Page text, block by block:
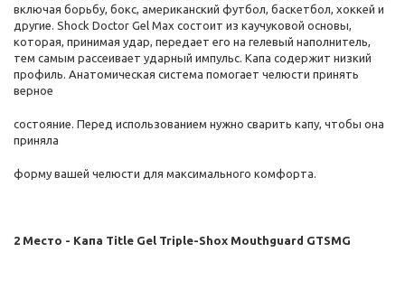
включая борьбу, бокс, американский футбол, баскетбол, хоккей и
другие. Shock Doctor Gel Max состоит из каучуковой основы,
которая, принимая удар, передает его на гелевый наполнитель,
тем самым рассеивает ударный импульс. Капа содержит низкий
профиль. Анатомическая система помогает челюсти принять
верное
состояние. Перед использованием нужно сварить капу, чтобы она
приняла
форму вашей челюсти для максимального комфорта.
2 Место - Капа Title Gel Triple-Shox Mouthguard GTSMG